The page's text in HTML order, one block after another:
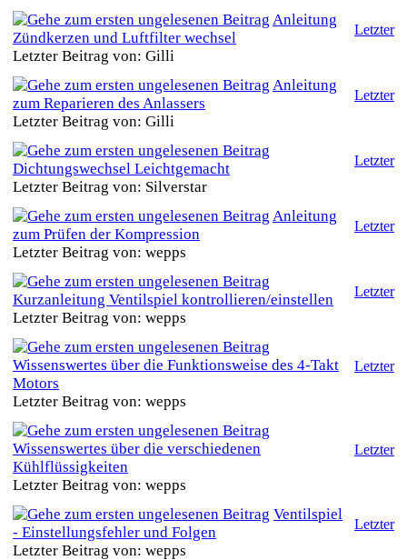
Anleitung
Zündkerzen und Luftfilter wechsel
Letzter Beitrag von: Gilli
Letzter
Anleitung
zum Reparieren des Anlassers
Letzter Beitrag von: Gilli
Letzter
Dichtungswechsel Leichtgemacht
Letzter Beitrag von: Silverstar
Letzter
Anleitung
zum Prüfen der Kompression
Letzter Beitrag von: wepps
Letzter
Kurzanleitung Ventilspiel kontrollieren/einstellen
Letzter Beitrag von: wepps
Letzter
Wissenswertes über die Funktionsweise des 4-Takt
Motors
Letzter Beitrag von: wepps
Letzter
Wissenswertes über die verschiedenen
Kühlflüssigkeiten
Letzter Beitrag von: wepps
Letzter
Ventilspiel
- Einstellungsfehler und Folgen
Letzter Beitrag von: wepps
Letzter